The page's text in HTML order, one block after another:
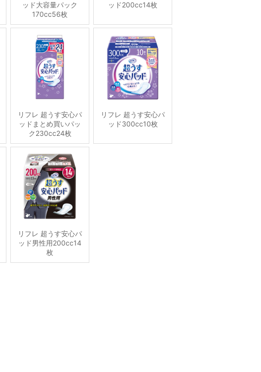
ッド大容量パック
170cc56枚
ッド200cc14枚
リフレ 超うす安心パ
ッドまとめ買いパッ
ク230cc24枚
リフレ 超うす安心パ
ッド300cc10枚
リフレ 超うす安心パ
ッド男性用200cc14
枚